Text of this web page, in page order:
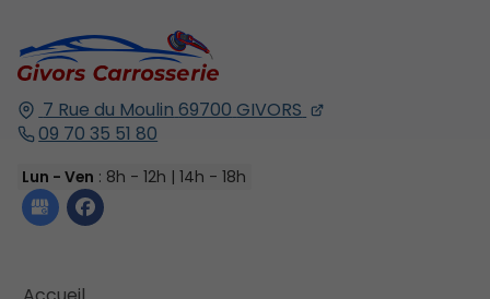
7 Rue du Moulin 69700 GIVORS
09 70 35 51 80
Lun - Ven : 8h - 12h | 14h - 18h